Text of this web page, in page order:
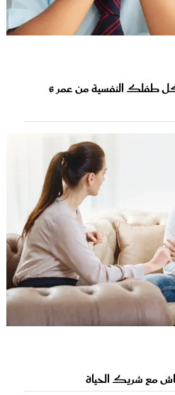
علامات تكشفين بها مشاكل طفلك النفسية من عمر 6
مع شريك الحياة